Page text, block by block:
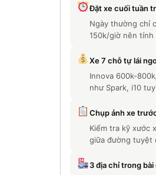
Đặt xe cuối tuần
Ngày thường chỉ
150k/giờ nên
Xe 7 chỗ tự lái
Innova 600k-
như Spark, i10
Chụp ảnh xe
Kiểm tra kỹ xước
giữa đường tuyệt
3 địa chỉ trong